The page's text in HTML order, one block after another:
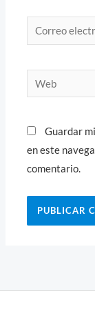
Correo
electrónico*
Web
Guardar
en este
comentario.